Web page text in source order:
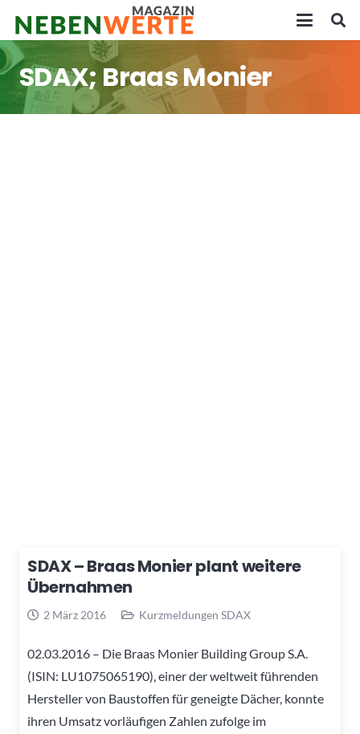
SDAX; Braas Monier
SDAX – Braas Monier plant weitere
Übernahmen
2 März 2016 Kurzmeldungen SDAX
02.03.2016 – Die Braas Monier Building Group S.A.
(ISIN: LU1075065190), einer der weltweit führenden
Hersteller von Baustoffen für geneigte Dächer, konnte
ihren Umsatz vorläufigen Zahlen zufolge im